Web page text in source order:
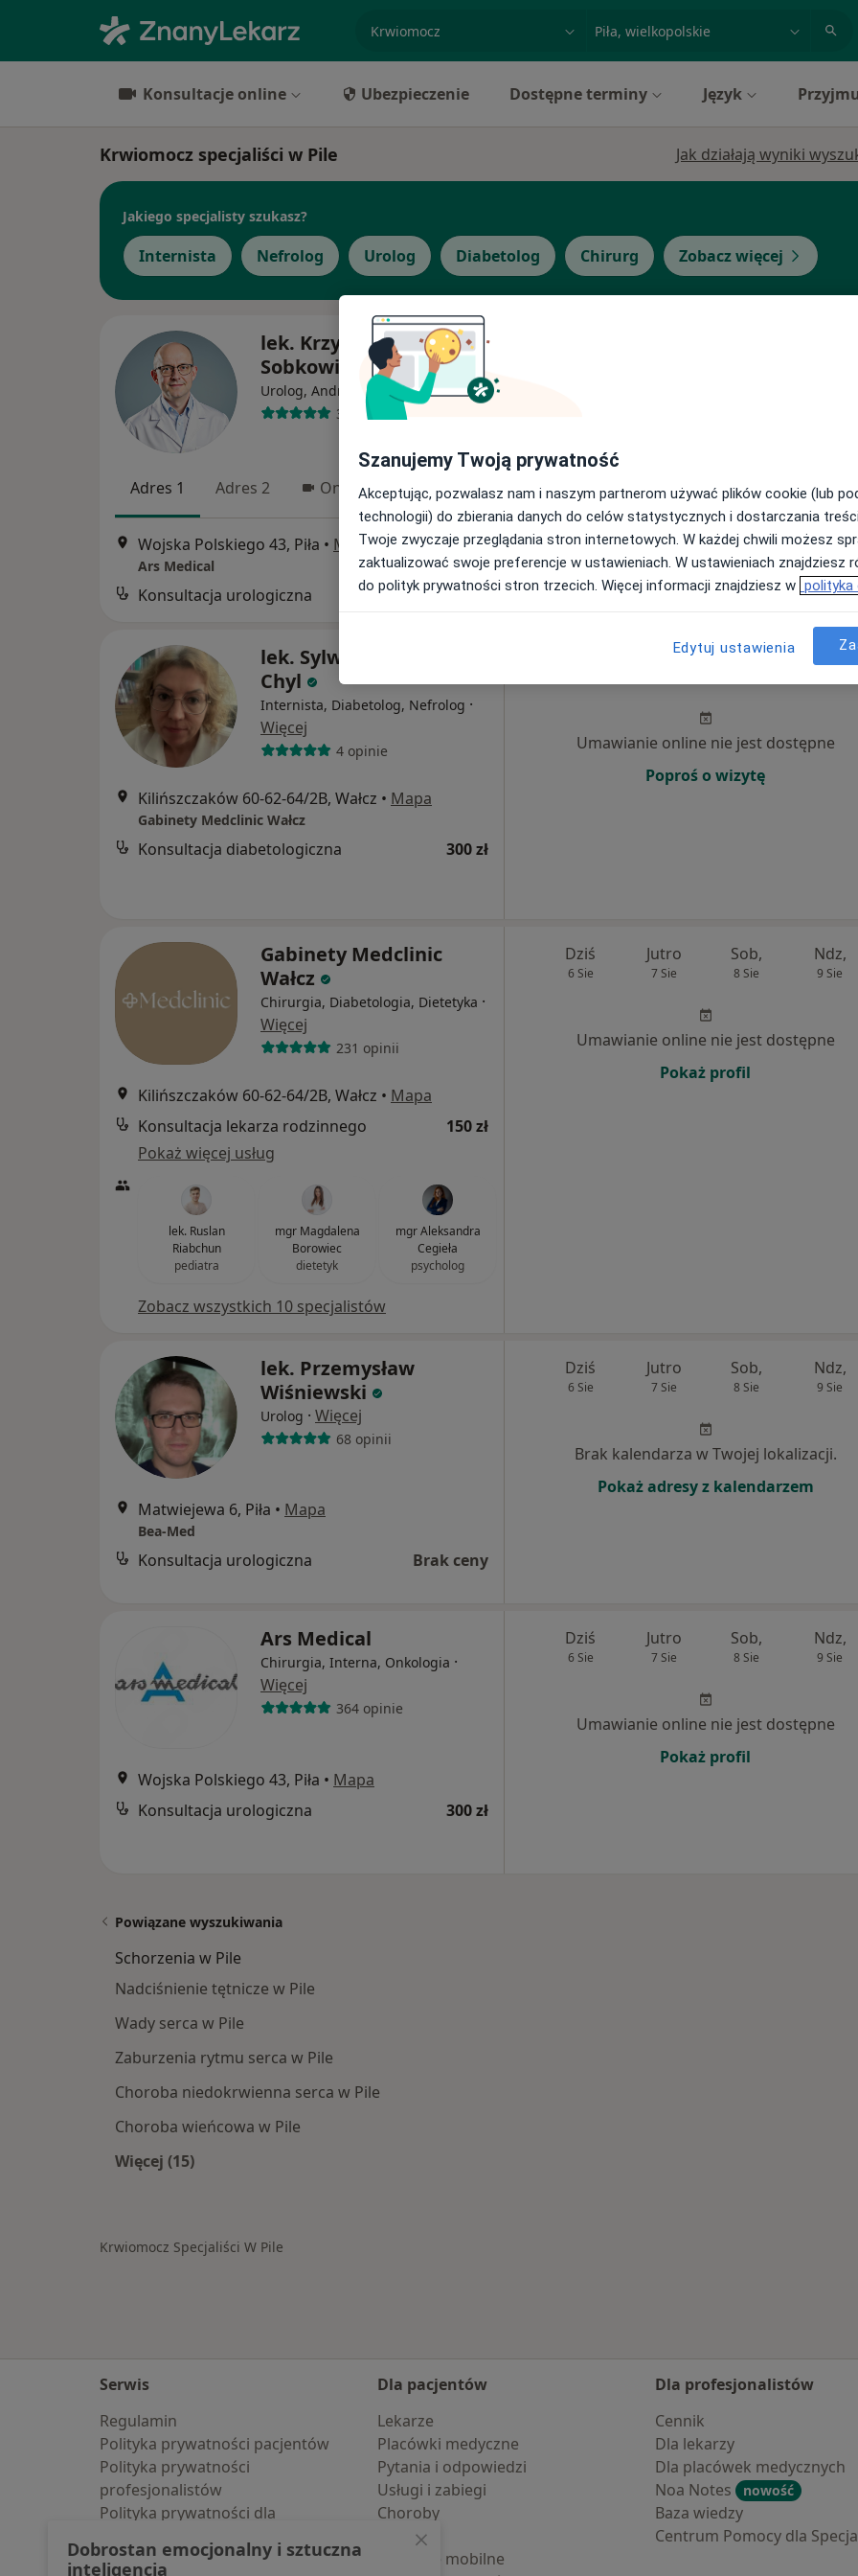
Konsultacje online Ubezpieczenie Dostępne terminy Język
Krwiomocz specjaliści w Pile Jak działają wyniki
Jakiego specjalisty szukasz?
Internista Nefrolog Urolog Diabetolog Chirurg Zobacz więcej
lek. Krzysztof
Sobkowiak
Urolog, Androlog Więcej
317 opinii
Adres 1 Adres 2 Online
Wojska Polskiego 43, Piła • Mapa
Ars Medical
Konsultacja urologiczna 300 zł
lek. Sylwia Mielczarek-
Chyl
Internista, Diabetolog, Nefrolog ·
Więcej
4 opinie
Kilińszczaków 60-62-64/2B, Wałcz • Mapa
Gabinety Medclinic Wałcz
Konsultacja diabetologiczna 300 zł
Jutro Sob, Ndz,
Umawianie online nie jest dostępne
Poproś o wizytę
Gabinety Medclinic
Wałcz
Chirurgia, Diabetologia, Dietetyka ·
Więcej
231 opinii
Kilińszczaków 60-62-64/2B, Wałcz • Mapa
Konsultacja lekarza rodzinnego
150 zł
Pokaż więcej usług
lek. Ruslan
Riabchun
pediatra
mgr Magdalena
Borowiec
dietetyk
mgr Aleksandra
Cegieła
psycholog
Zobacz wszystkich 10 specjalistów
Dziś
6 Sie
Jutro
7 Sie
Sob,
8 Sie
Ndz,
9 Sie
Umawianie online nie jest dostępne
Pokaż profil
lek. Przemysław
Wiśniewski
Urolog · Więcej
68 opinii
Matwiejewa 6, Piła • Mapa
Bea-Med
Konsultacja urologiczna Brak ceny
Dziś
6 Sie
Jutro
7 Sie
Sob,
8 Sie
Ndz,
9 Sie
Brak kalendarza w Twojej lokalizacji.
Pokaż adresy z kalendarzem
Ars Medical
Chirurgia, Interna, Onkologia ·
Więcej
364 opinie
Wojska Polskiego 43, Piła • Mapa
Konsultacja urologiczna
300 zł
Dziś
6 Sie
Jutro
7 Sie
Sob,
8 Sie
Ndz,
9 Sie
Umawianie online nie jest dostępne
Pokaż profil
Powiązane wyszukiwania
Schorzenia w Pile
Nadciśnienie tętnicze w Pile
Wady serca w Pile
Zaburzenia rytmu serca w Pile
Choroba niedokrwienna serca w Pile
Choroba wieńcowa w Pile
Więcej (15)
Krwiomocz Specjaliści W Pile
Serwis
Regulamin
Polityka prywatności pacjentów
Polityka prywatności
profesjonalistów
Polityka prywatności dla
pozyskaliśmy samodzielnie
Dla pacjentów
Lekarze
Placówki medyczne
Pytania i odpowiedzi
Usługi i zabiegi
Choroby
Pomoc
Aplikacje mobilne
Dla profesjonalistów
Cennik
Dla lekarzy
Dla placówek medycznych
Noa Notes
nowość
Baza wiedzy
Centrum Pomocy dla
Szanujemy Twoją prywatność
Akceptując, pozwalasz nam i naszym partnerom używać plików cookie (lub
technologii) do zbierania danych do celów statystycznych i dostarczania
Twoje zwyczaje przeglądania stron internetowych. W każdej chwili możesz
zaktualizować swoje preferencje w ustawieniach. W ustawieniach znajdziesz
do polityk prywatności stron trzecich. Więcej informacji znajdziesz w polityka
Edytuj ustawienia
Dobrostan emocjonalny i sztuczna
inteligencja